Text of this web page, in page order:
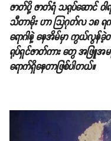
ဇာတ်ပို့ ဇာတ်ရံ သရုပ်ဆောင် ဝ
သီတာမိုး ဟာ သြဂုတ်လ ၁၈ ရ
ရောဂါနဲ့ နေအိမ်မှာ ကွယ်လွန်
ရုပ်ရှင်ဇာတ်ကား တွေ အဖြူ
ရောက်ရှိနေတာဖြစ်ပါတယ်။